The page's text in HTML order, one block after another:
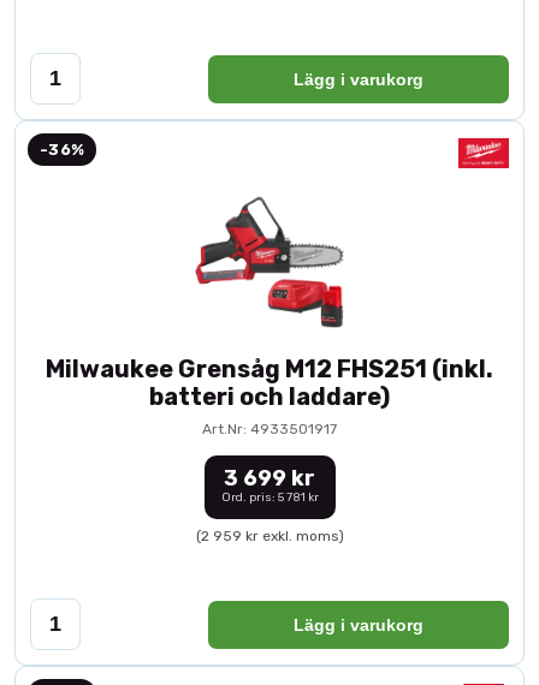
Lägg i varukorg
-36%
Milwaukee Grensåg M12 FHS251 (inkl.
batteri och laddare)
Art.Nr: 4933501917
3 699 kr
Ord. pris: 5 781 kr
(2 959 kr exkl. moms)
Lägg i varukorg